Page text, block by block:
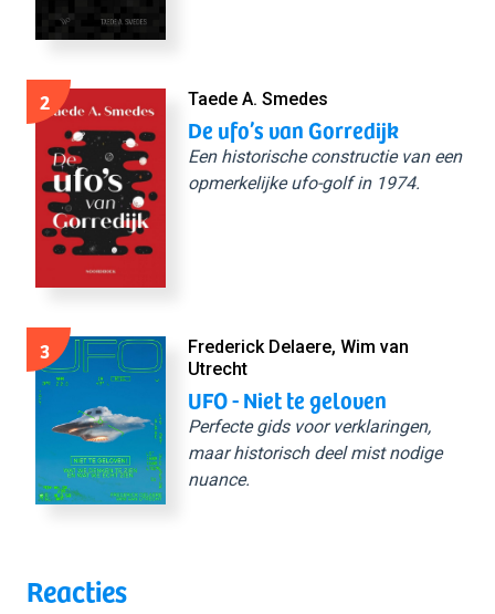
2 Taede A. Smedes
De ufo’s van Gorredijk
Een historische constructie van een
opmerkelijke ufo-golf in 1974.
3
Frederick Delaere, Wim van
Utrecht
UFO - Niet te geloven
Perfecte gids voor verklaringen,
maar historisch deel mist nodige
nuance.
Reacties